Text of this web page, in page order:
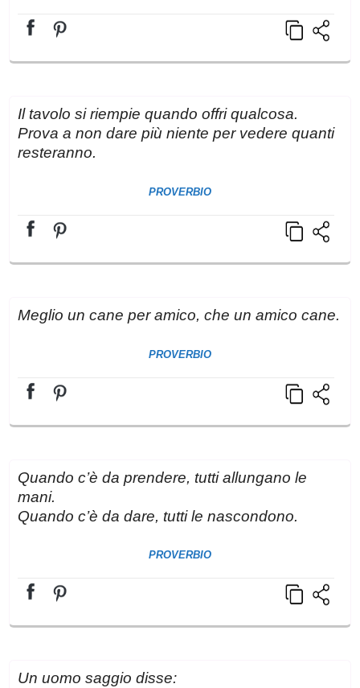
Il tavolo si riempie quando offri qualcosa.
Prova a non dare più niente per vedere quanti
resteranno.
PROVERBIO
Meglio un cane per amico, che un amico cane.
PROVERBIO
Quando c’è da prendere, tutti allungano le
mani.
Quando c’è da dare, tutti le nascondono.
PROVERBIO
Un uomo saggio disse: